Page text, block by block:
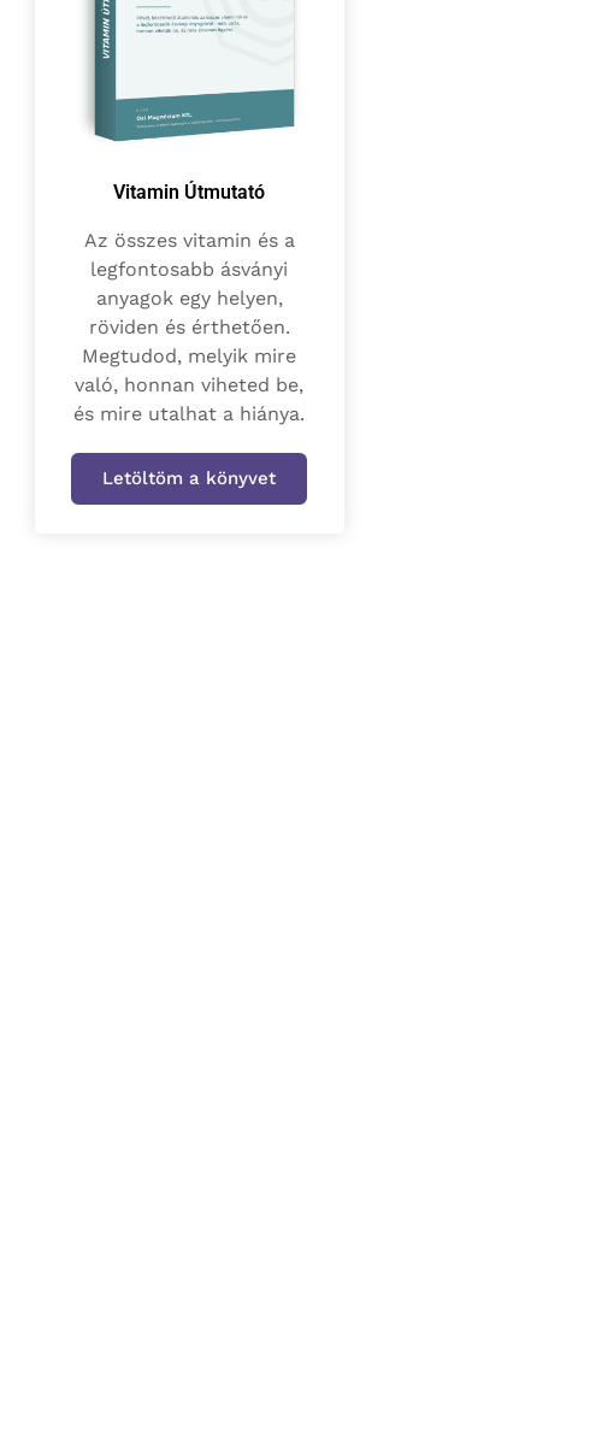
Vitamin Útmutató
Az összes vitamin és a
legfontosabb ásványi
anyagok egy helyen,
röviden és érthetően.
Megtudod, melyik mire
való, honnan viheted be,
és mire utalhat a hiánya.
Letöltöm a könyvet